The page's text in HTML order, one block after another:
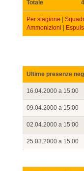
Totale 4
Per stagione
Ammonizioni
Ultime presenze
16.04.2000 a 15:00
09.04.2000 a 15:00
02.04.2000 a 15:00
25.03.2000 a 15:00